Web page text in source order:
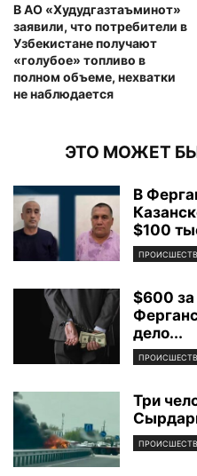
В АО «Худудгазтаъминот»
заявили, что потребители в
Узбекистане получают
«голубое» топливо в
полном объеме, нехватки
не наблюдается
ЭТО МОЖЕТ
В
$100
$600
дело...
Три